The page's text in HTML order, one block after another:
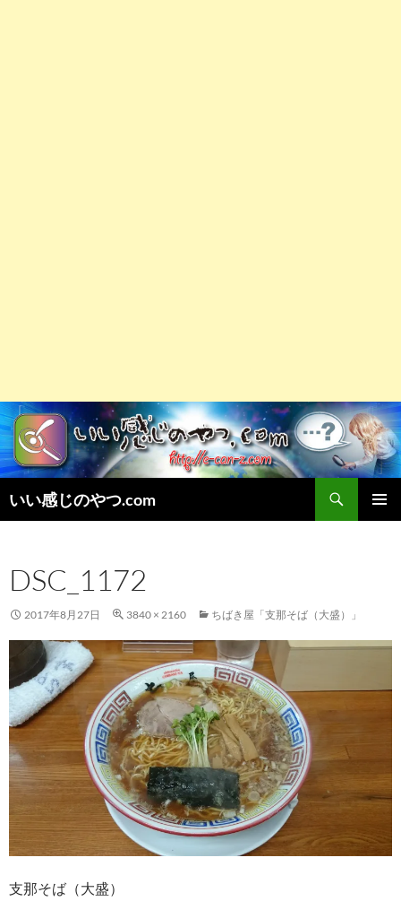
いい感じのやつ.com
索
ン
ツ
へ
プ
DSC_1172
2017年8月27日 3840 × 2160 ちばき屋「支那そば（大盛）」
支那そば（大盛）